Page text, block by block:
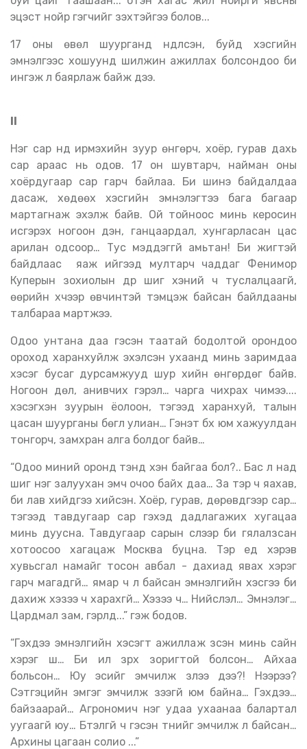
эцэст нойр гэгчийг үзэхтэйгээ болов...
17 оны өвөл шуурганд нүдүүлсэн, буйд хэсгийн
эмнэлгээс хошуунд шилжин ажиллах болсондоо би
ингэж л баярлаж байж дээ.
II
Нэг сар нүд ирмэхийн зуур өнгөрч, хоёр, гурав дахь
сар араас нь одов. 17 он шувтарч, найман оны
хоёрдугаар сар гарч байлаа. Би шинэ байдалдаа
дасаж, хөдөөх хэсгийн эмнэлэгтээ бага багаар
мартагнаж эхэлж байв. Ой тойноос минь керосин
исгэрэх ногоон дэн, ганцаардал, хунгарласан цас
арилан одсоор… Тус мэддэггүй амьтан! Би жигтэй
байдлаас яаж ийгээд мултарч чаддаг Фенимор
Куперын зохиолын дүр шиг хэний ч туслалцаагүй,
өөрийн хүчээр өвчинтэй тэмцэж байсан байлдааны
талбараа мартжээ.
Одоо унтана даа гэсэн таатай бодолтой орондоо
ороход харанхуйлж эхэлсэн ухаанд минь заримдаа
хэсэг бусаг дурсамжууд шур хийн өнгөрдөг байв.
Ногоон дөл, анивчих гэрэл… чарга чихрах чимээ....
хэсэгхэн зуурын ёолоон, тэгээд харанхуй, талын
цасан шуурганы бөглүү улиан… Гэнэт бүх юм хажуулдан
тонгорч, замхран алга болдог байв…
“Одоо миний оронд тэнд хэн байгаа бол?.. Бас л над
шиг нэг залуухан эмч очоо байх даа… За тэр ч яахав,
би лав хийдгээ хийсэн. Хоёр, гурав, дөрөвдүгээр сар…
тэгээд тавдугаар сар гэхэд дадлагажих хугацаа
минь дуусна. Тавдугаар сарын сүүлээр би гялалзсан
хотоосоо хагацаж Москва буцна. Тэр үед хэрэв
хувьсгал намайг тосон авбал - дахиад явах хэрэг
гарч магадгүй… ямар ч л байсан эмнэлгийн хэсгээ би
дахиж хэзээ ч харахгүй… Хэзээ ч… Нийслэл… Эмнэлэг…
Цардмал зам, гэрлүүд...” гэж бодов.
“Гэхдээ эмнэлгийн хэсэгт ажиллаж үзсэн минь сайн
хэрэг шүү… Би илүү зүрх зоригтой болсон… Айхаа
больсон… Юу эсийг эмчилж үзлээ дээ?! Нээрээ?
Сэтгэцийн эмгэг эмчилж үзээгүй юм байна… Гэхдээ…
байзаарай… Агрономич нэг удаа ухаанаа балартал
уугаагүй юу… Бүтэлгүй ч гэсэн түүнийг эмчилж л байсан…
Архины цагаан солио ...”